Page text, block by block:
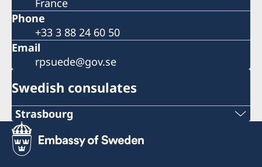
Phone
+33 3 88 24 60 50
Email
rpsuede@gov.se
Swedish consulates
Strasbourg
Tel: +33 6 31 11 88 03
+33 6 31 11 88 03